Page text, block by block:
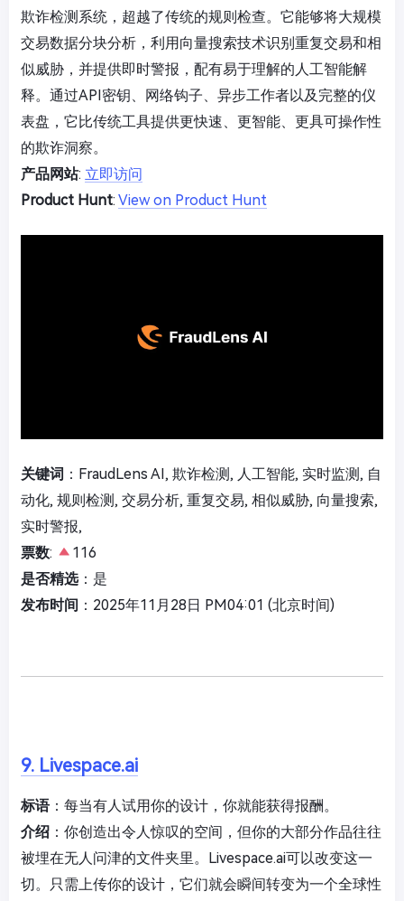
欺诈检测系统，超越了传统的规则检查。它能够将大规模
交易数据分块分析，利用向量搜索技术识别重复交易和相
似威胁，并提供即时警报，配有易于理解的人工智能解
释。通过API密钥、网络钩子、异步工作者以及完整的仪
表盘，它比传统工具提供更快速、更智能、更具可操作性
的欺诈洞察。
产品网站: 立即访问
Product Hunt: View on Product Hunt
关键词 ：FraudLens AI, 欺诈检测, 人工智能, 实时监测, 自
动化, 规则检测, 交易分析, 重复交易, 相似威胁, 向量搜索,
实时警报,
票数:
116
是否精选：是
发布时间 ：2025年11月28日 PM04:01 (北京时间)
9. Livespace.ai
标语：每当有人试用你的设计，你就能获得报酬。
介绍 ：你创造出令人惊叹的空间，但你的大部分作品往往
被埋在无人问津的文件夹里。Livespace.ai可以改变这一
切。只需上传你的设计，它们就会瞬间转变为一个全球性